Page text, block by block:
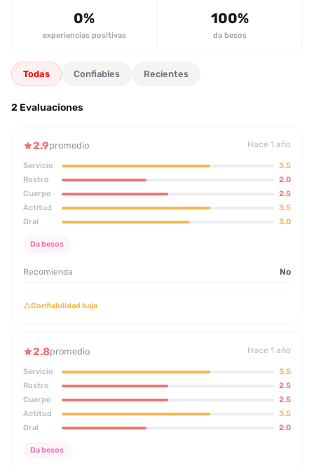
0%
experiencias positivas
100%
da besos
Todas Confiables Recientes
2 Evaluaciones
2.9promedio Hace 1 año
Servicio
3.5
Rostro
2.0
Cuerpo
2.5
Actitud
3.5
Oral
3.0
Da besos
Recomienda No
△Confiabilidad baja
2.8promedio Hace 1 año
Servicio
3.5
Rostro
2.5
Cuerpo
2.5
Actitud
3.5
Oral
2.0
Da besos